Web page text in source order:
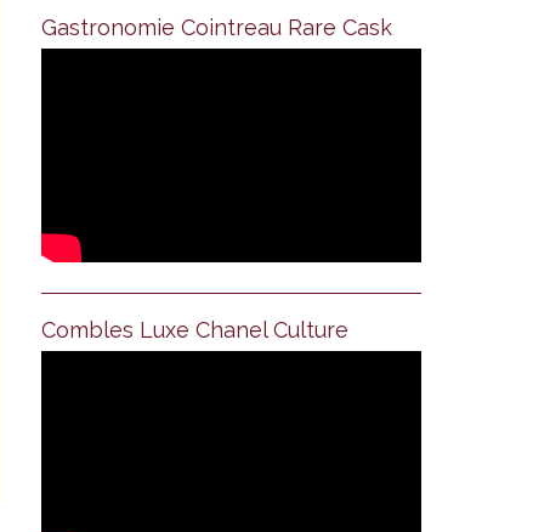
Gastronomie Cointreau Rare Cask
Combles Luxe Chanel Culture